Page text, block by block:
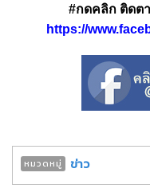
#กดคลิก ติดต
https://
หมวดหมู่ ข่าว